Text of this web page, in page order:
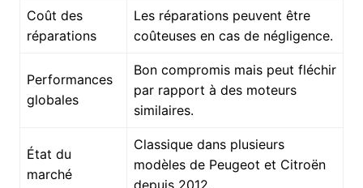
Coût des
réparations
Les réparations peuvent être
coûteuses en cas de négligence.
Performances
globales
Bon compromis mais peut fléchir
par rapport à des moteurs
similaires.
État du
marché
Classique dans plusieurs
modèles de Peugeot et Citroën
depuis 2012.